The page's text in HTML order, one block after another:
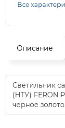
Все
Описание
Светильник
(НТУ) FERON
черное